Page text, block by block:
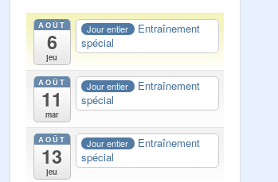
AOÛT
6
jeu
Jour entier
Entraînement
spécial
AOÛT
11
mar
Jour entier
Entraînement
spécial
AOÛT
13
jeu
Jour entier
Entraînement
spécial